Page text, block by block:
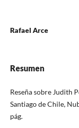
Rafael Arce
Resumen
Reseña sobre Judith
Santiago de Chile,
pág.